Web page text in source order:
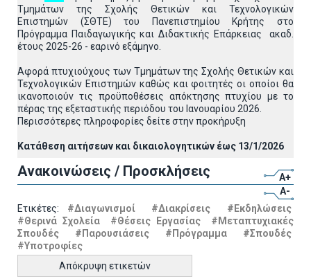
Τμημάτων της Σχολής Θετικών και Τεχνολογικών
Επιστημών (ΣΘΤΕ) του Πανεπιστημίου Κρήτης στο
Πρόγραμμα Παιδαγωγικής και Διδακτικής Επάρκειας ακαδ.
έτους 2025-26 - εαρινό εξάμηνο.
Αφορά πτυχιούχους των Τμημάτων της Σχολής Θετικών και
Τεχνολογικών Επιστημών καθώς και φοιτητές οι οποίοι θα
ικανοποιούν τις προϋποθέσεις απόκτησης πτυχίου με το
πέρας της εξεταστικής περιόδου του Ιανουαρίου 2026.
Περισσότερες πληροφορίες δείτε στην προκήρυξη
Κατάθεση αιτήσεων και δικαιολογητικών έως 13/1/2026
Ανακοινώσεις / Προσκλήσεις
A+
A-
Ετικέτες: #Διαγωνισμοί #Διακρίσεις
#Εκδηλώσεις
#Θερινά Σχολεία
#Θέσεις Εργασίας
#Μεταπτυχιακές
Σπουδές
#Παρουσιάσεις #Πρόγραμμα
#Σπουδές
#Υποτροφίες
Απόκρυψη ετικετών